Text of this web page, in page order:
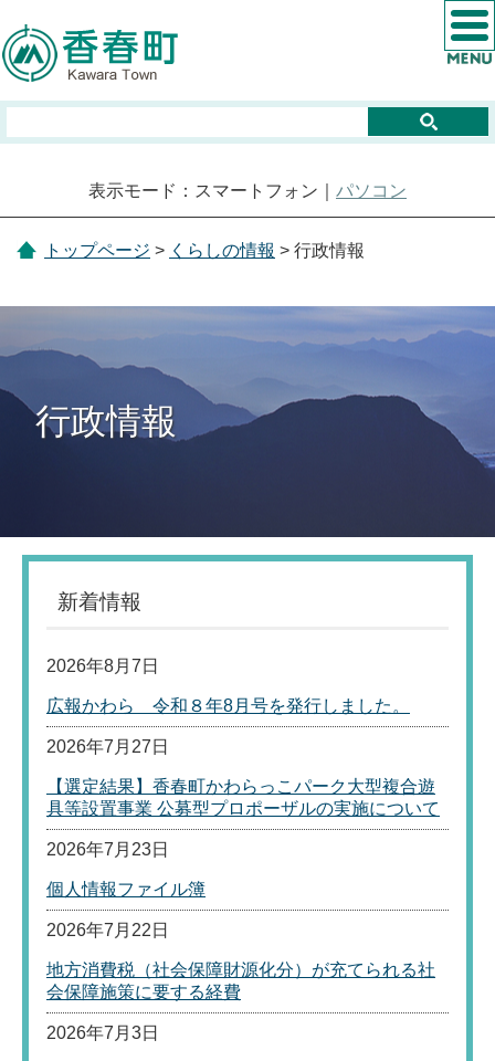
表示モード：スマートフォン｜ パソコン
トップページ > くらしの情報 > 行政情報
行政情報
新着情報
2026年8月7日
広報かわら 令和８年8月号を発行しました。
2026年7月27日
【選定結果】香春町かわらっこパーク大型複合遊
具等設置事業 公募型プロポーザルの実施について
2026年7月23日
個人情報ファイル簿
2026年7月22日
地方消費税（社会保障財源化分）が充てられる社
会保障施策に要する経費
2026年7月3日